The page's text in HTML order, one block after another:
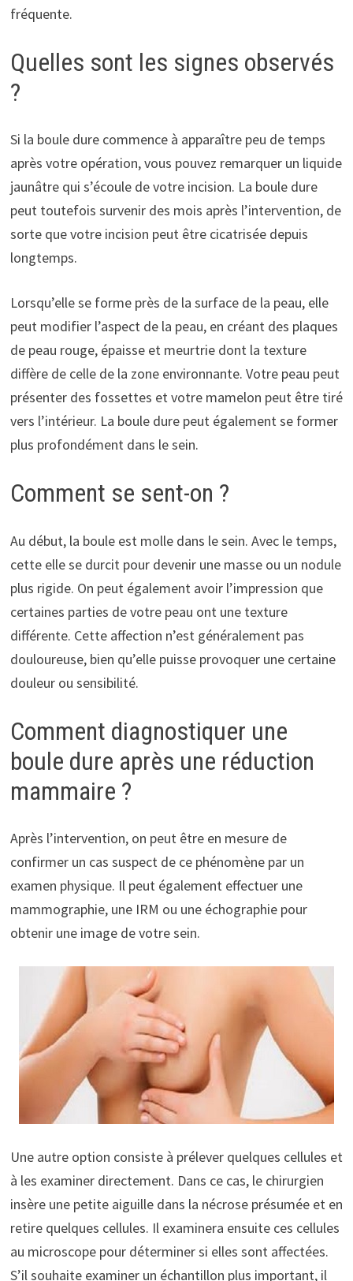
fréquente.
Quelles sont les signes observés
?
Si la boule dure commence à apparaître peu de temps
après votre opération, vous pouvez remarquer un liquide
jaunâtre qui s’écoule de votre incision. La boule dure
peut toutefois survenir des mois après l’intervention, de
sorte que votre incision peut être cicatrisée depuis
longtemps.
Lorsqu’elle se forme près de la surface de la peau, elle
peut modifier l’aspect de la peau, en créant des plaques
de peau rouge, épaisse et meurtrie dont la texture
diffère de celle de la zone environnante. Votre peau peut
présenter des fossettes et votre mamelon peut être tiré
vers l’intérieur. La boule dure peut également se former
plus profondément dans le sein.
Comment se sent-on ?
Au début, la boule est molle dans le sein. Avec le temps,
cette elle se durcit pour devenir une masse ou un nodule
plus rigide. On peut également avoir l’impression que
certaines parties de votre peau ont une texture
différente. Cette affection n’est généralement pas
douloureuse, bien qu’elle puisse provoquer une certaine
douleur ou sensibilité.
Comment diagnostiquer une
boule dure après une réduction
mammaire ?
Après l’intervention, on peut être en mesure de
confirmer un cas suspect de ce phénomène par un
examen physique. Il peut également effectuer une
mammographie, une IRM ou une échographie pour
obtenir une image de votre sein.
Une autre option consiste à prélever quelques cellules et
à les examiner directement. Dans ce cas, le chirurgien
insère une petite aiguille dans la nécrose présumée et en
retire quelques cellules. Il examinera ensuite ces cellules
au microscope pour déterminer si elles sont affectées.
S’il souhaite examiner un échantillon plus important, il